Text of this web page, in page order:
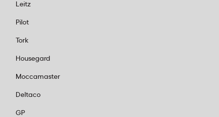
Leitz
Pilot
Tork
Housegard
Moccamaster
Deltaco
GP